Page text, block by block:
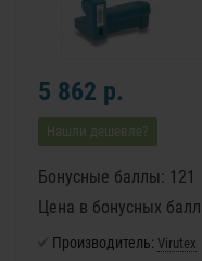
5 862 р.
Нашли дешевле?
Бонусные баллы: 121
Цена в бонусных
Производитель: Virutex